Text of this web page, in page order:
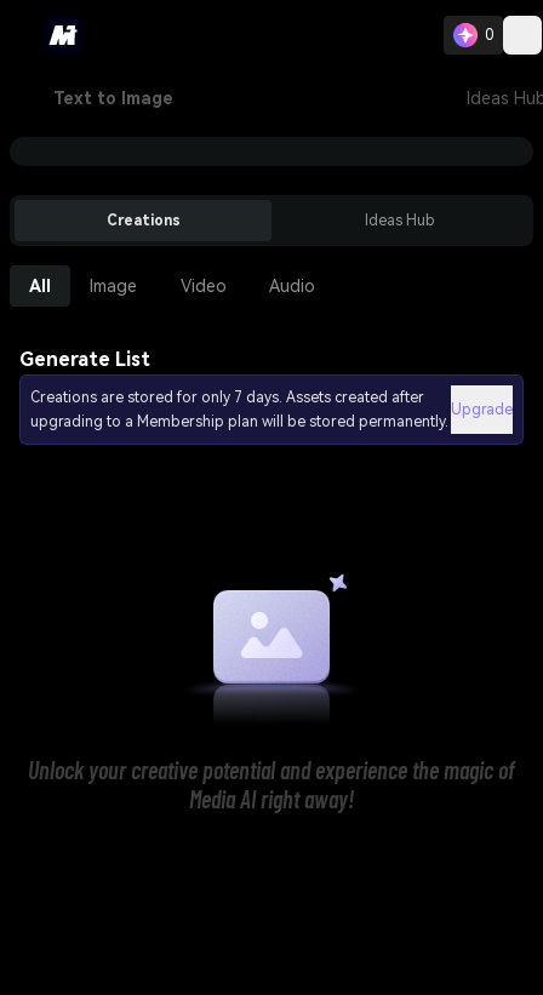
0
Text to Image Ideas
Creations Ideas Hub
All Image Video Audio
Generate List
Creations are stored for only 7 days. Assets created after
upgrading to a Membership plan will be stored permanently.
Upgrade
Unlock your creative potential and experience the magic of
Media AI right away!